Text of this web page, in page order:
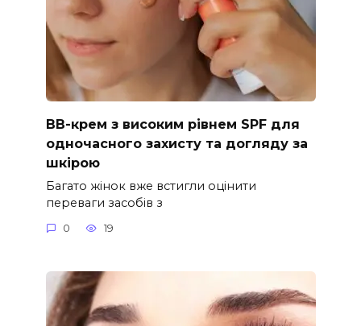
ВВ-крем з високим рівнем SPF для
одночасного захисту та догляду за
шкірою
Багато жінок вже встигли оцінити
переваги засобів з
0 19